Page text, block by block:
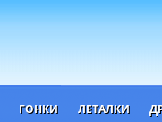
ГОНКИ ЛЕТАЛКИ